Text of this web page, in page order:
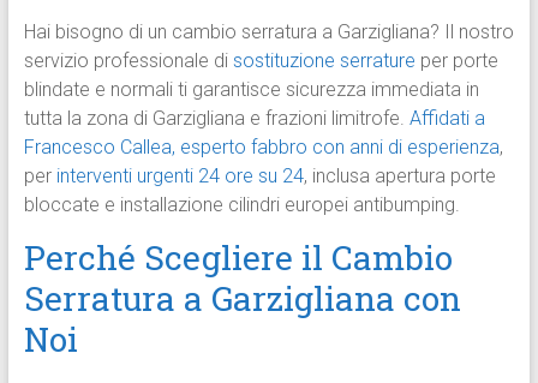
Hai bisogno di un cambio serratura a Garzigliana? Il nostro
servizio professionale di sostituzione serrature per porte
blindate e normali ti garantisce sicurezza immediata in
tutta la zona di Garzigliana e frazioni limitrofe. Affidati a
Francesco Callea, esperto fabbro con anni di esperienza,
per interventi urgenti 24 ore su 24, inclusa apertura porte
bloccate e installazione cilindri europei antibumping.
Perché Scegliere il Cambio
Serratura a Garzigliana con
Noi